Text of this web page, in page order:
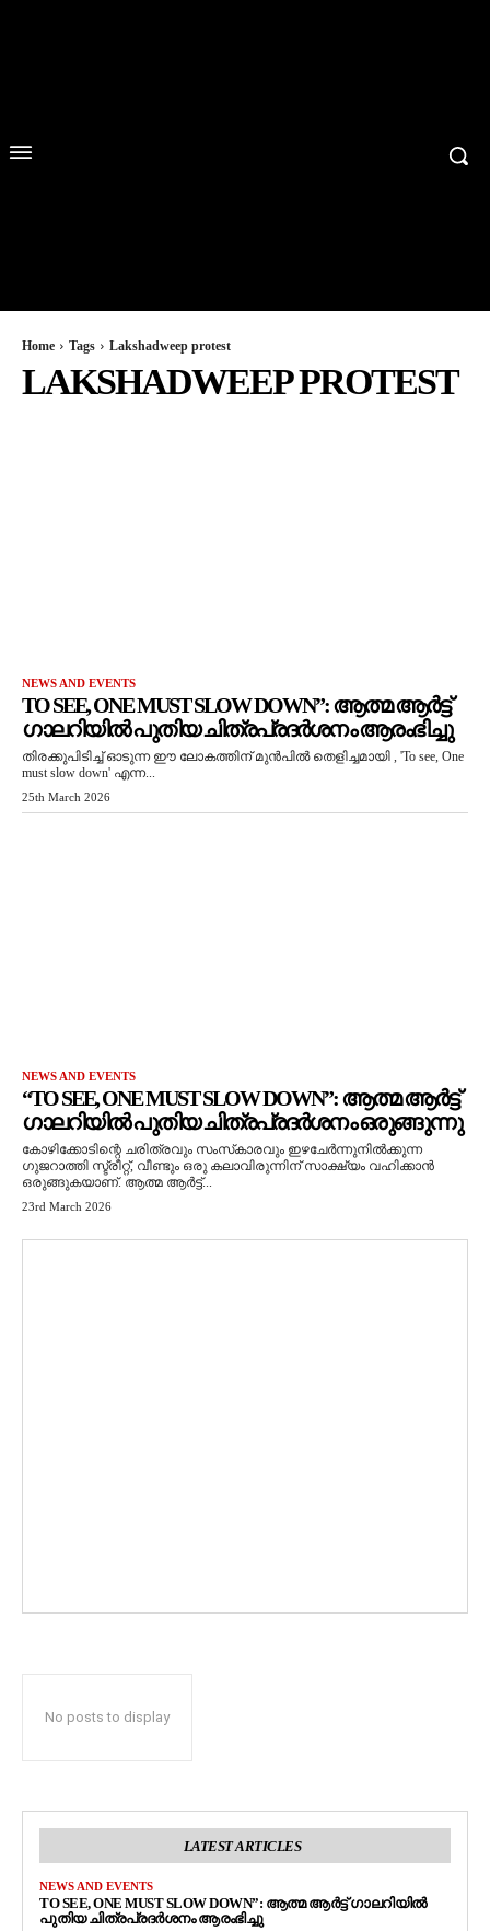
Home Tags Lakshadweep protest
LAKSHADWEEP PROTEST
NEWS AND EVENTS
TO SEE, ONE MUST SLOW DOWN”: ആത്മ ആർട്ട്
ഗാലറിയിൽ പുതിയ ചിത്രപ്രദർശനം ആരംഭിച്ചു
തിരക്കുപിടിച്ച് ഓടുന്ന ഈ ലോകത്തിന് മുൻപിൽ തെളിച്ചമായി , 'To see, One
must slow down' എന്ന...
25th March 2026
NEWS AND EVENTS
“TO SEE, ONE MUST SLOW DOWN”: ആത്മ ആർട്ട്
ഗാലറിയിൽ പുതിയ ചിത്രപ്രദർശനം ഒരുങ്ങുന്നു
കോഴിക്കോടിന്റെ ചരിത്രവും സംസ്‌കാരവും ഇഴചേർന്നുനിൽക്കുന്ന
ഗുജറാത്തി സ്ട്രീറ്റ്, വീണ്ടും ഒരു കലാവിരുന്നിന് സാക്ഷ്യം വഹിക്കാൻ
ഒരുങ്ങുകയാണ്. ആത്മ ആർട്ട്...
23rd March 2026
No posts to display
LATEST ARTICLES
NEWS AND EVENTS
TO SEE, ONE MUST SLOW DOWN”: ആത്മ ആർട്ട് ഗാലറിയിൽ
പുതിയ ചിത്രപ്രദർശനം ആരംഭിച്ചു